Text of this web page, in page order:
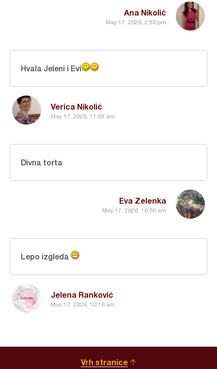
Ana Nikolić
May 17, 2026, 2:50 pm
Verica Nikolić
May 17, 2026, 11:05 am
Hvala Jeleni i Evi
Eva Zelenka
May 17, 2026, 10:30 am
Divna torta
Jelena Ranković
May 17, 2026, 10:16 am
Lepo izgleda
Vrh stranice